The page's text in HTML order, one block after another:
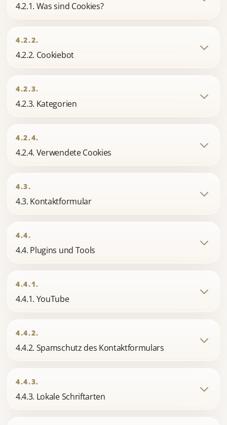
4.2.1. Was sind Cookies?
4.2.2.
4.2.2. Cookiebot
4.2.3.
4.2.3. Kategorien
4.2.4.
4.2.4. Verwendete Cookies
4.3.
4.3. Kontaktformular
4.4.
4.4. Plugins und Tools
4.4.1.
4.4.1. YouTube
4.4.2.
4.4.2. Spamschutz des Kontaktformulars
4.4.3.
4.4.3. Lokale Schriftarten